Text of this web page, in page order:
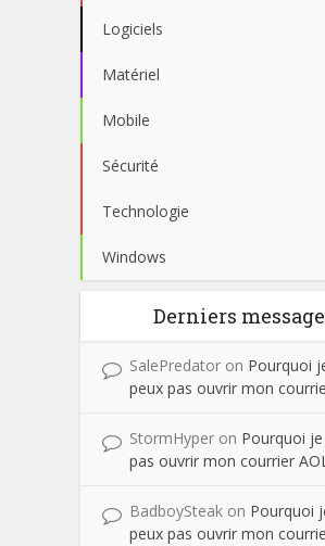
Logiciels
Matériel
Mobile
Sécurité
Technologie
Windows
Derniers
SalePredator on Pourquoi
peux pas ouvrir mon
StormHyper on Pourquoi
pas ouvrir mon courrier
BadboySteak on Pourquoi
peux pas ouvrir mon